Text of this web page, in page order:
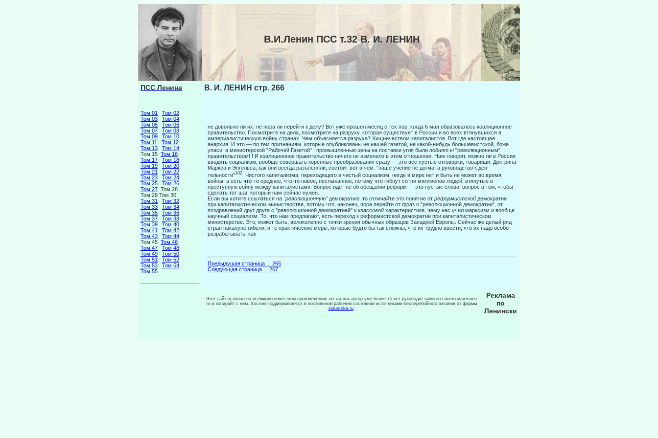
В.И.Ленин ПСС т.32 В. И. ЛЕНИН
ПСС Ленина
Том 01
Том 02
Том 03
Том 04
Том 05
Том 06
Том 07
Том 08
Том 09
Том 10
Том 11
Том 12
Том 13
Том 14
Том 15 Том 16
Том 17
Том 18
Том 19
Том 20
Том 21
Том 22
Том 23
Том 24
Том 25
Том 26
Том 27 Том 28
Том 29 Том 30
Том 31
Том 32
Том 33
Том 34
Том 35
Том 36
Том 37
Том 38
Том 39
Том 40
Том 41
Том 42
Том 43
Том 44
Том 45 Том 46
Том 47
Том 48
Том 49
Том 50
Том 51
Том 52
Том 53
Том 54
Том 55
В. И. ЛЕНИН стр. 266
не довольно ли их, не пора ли перейти к делу? Вот уже прошел месяц с тех пор, когда 6 мая образовалось коалиционное
правительство. Посмотрите на дела, посмотрите на разруху, которая существует в России и во всех втянувшихся в
империалистическую войну странах. Чем объясняется разруха? Хищничеством капиталистов. Вот где на­стоящая
анархия. И это — по тем признаниям, которые опубликованы не нашей газе­той, не какой-нибудь большевистской, боже
упаси, а министерской "Рабочей Газетой" : промышленные цены на поставки угля были поднят ы "революционным"
правитель­ством! ! И коалиционное правительство ничего не изменило в этом отношении. Нам го­ворят, можно ли в России
вводить социализм, вообще совершать коренные преобразо­вания сразу — это все пустые отговорки, товарищи. Доктрина
Маркса и Энгельса, как они всегда разъясняли, состоит вот в чем: "наше учение не догма, а руководство к дея­
тельности"102 . Чистого капитализма, переходящего в чистый социализм, нигде в мире нет и быть не может во время
войны, а есть что-то среднее, что-то новое, неслыханное, потому что гибнут сотни миллионов людей, втянутые в
преступную войну между капи­талистами. Вопрос идет не об обещании реформ — это пустые слова, вопрос в том, чтобы
сделать тот шаг, который нам сейчас нужен.
Если вы хотите ссылаться на "революционную" демократию, то отличайте это понятие от реформистской демократии
при капиталистическом министерстве, по­тому что, наконец, пора перейти от фраз о "революционной демократии", от
поздрав­лений друг друга с "революционной демократией" к классовой характеристике, че­му нас учил марксизм и вообще
научный социализм. То, что нам предлагают, есть пе­реход к реформистской демократии при капиталистическом
министерстве. Это, может быть, великолепно с точки зрения обычных образцов Западной Европы. Сейчас же це­лый ряд
стран накануне гибели, и те практические меры, которые будто бы так сложны, что их трудно ввести, что их надо особо
разрабатывать, как
Предыдущая страница ... 265
Следующая страница ... 267
Этот сайт основан на всемирно известном произведении, но так как автор уже более 75 лет руководит нами из своего мавзолея
то и копирайт с ним. Хостинг поддерживается в постоянном рабочем состоянии источниками бесперебойного питания от фирмы
industrika.ru.
Реклама
по
Ленински